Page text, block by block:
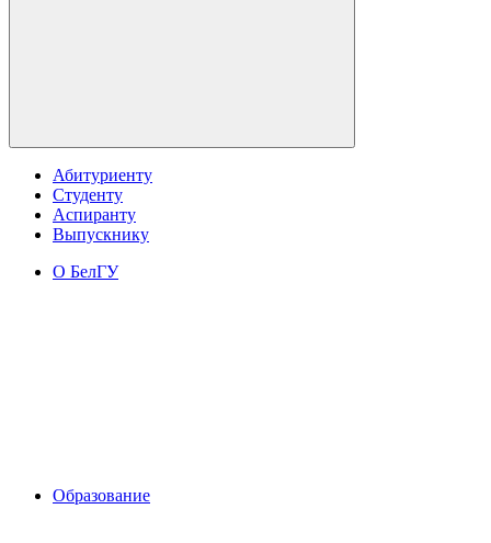
Абитуриенту
Студенту
Аспиранту
Выпускнику
О БелГУ
Образование